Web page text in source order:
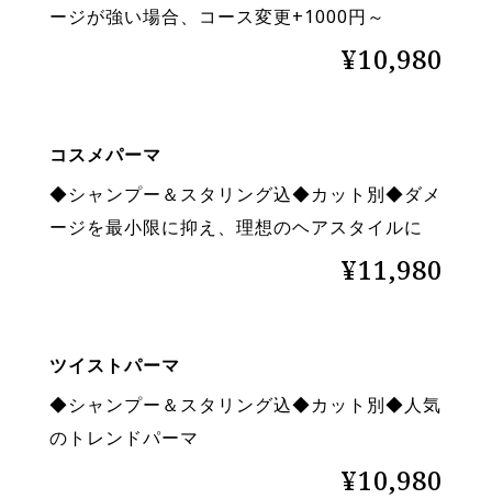
ージが強い場合、コース変更+1000円～
¥10,980
コスメパーマ
◆シャンプー＆スタリング込◆カット別◆ダメ
ージを最小限に抑え、理想のヘアスタイルに
¥11,980
ツイストパーマ
◆シャンプー＆スタリング込◆カット別◆人気
のトレンドパーマ
¥10,980